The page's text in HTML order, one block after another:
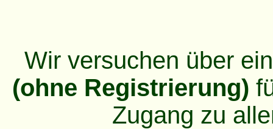
Wir versuchen über
(ohne Registrierung)
Zugang zu